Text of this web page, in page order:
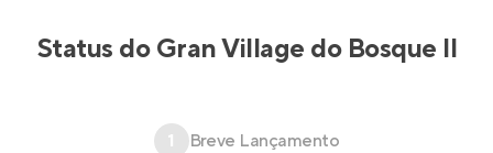
Status doGran Village do Bosque II
1 Breve Lançamento